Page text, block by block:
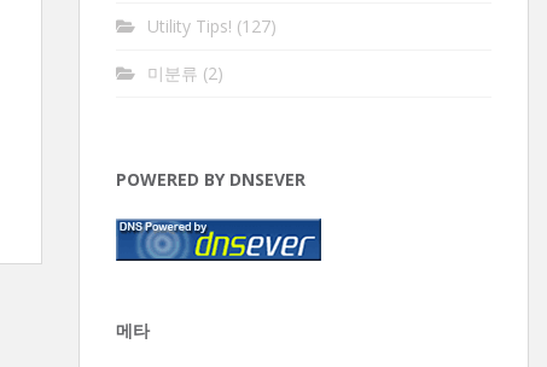
Utility Tips! (127)
미분류 (2)
POWERED BY DNSEVER
메타